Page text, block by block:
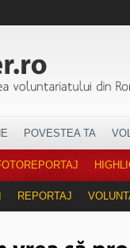
POVESTEA TA
REPORTAJ